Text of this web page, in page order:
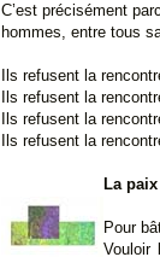
C’est précisément
hommes, entre tous
Ils refusent la
Ils refusent la
Ils refusent la
Ils refusent la
La
Pour
Vouloir